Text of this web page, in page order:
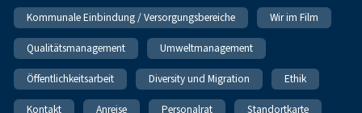
Kommunale Einbindung / Versorgungsbereiche Wir im Film
Qualitätsmanagement Umweltmanagement
Öffentlichkeitsarbeit Diversity und Migration Ethik
Kontakt Anreise Personalrat Standortkarte